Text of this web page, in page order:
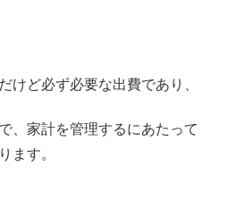
けど必ず必要な出費であり、
、家計を管理するにあたって
ます。